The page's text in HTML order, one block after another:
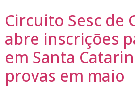
Circuito Sesc de
abre inscrições
em Santa
provas em maio